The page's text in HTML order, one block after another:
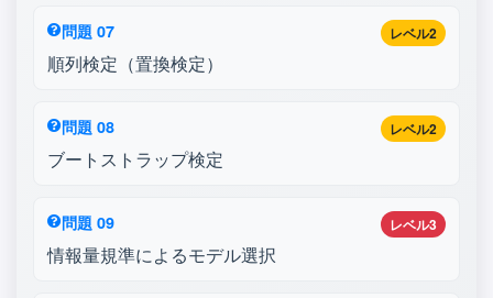
レベル2
問題 07
順列検定（置換検定）
レベル2
問題 08
ブートストラップ検定
レベル3
問題 09
情報量規準によるモデル選択